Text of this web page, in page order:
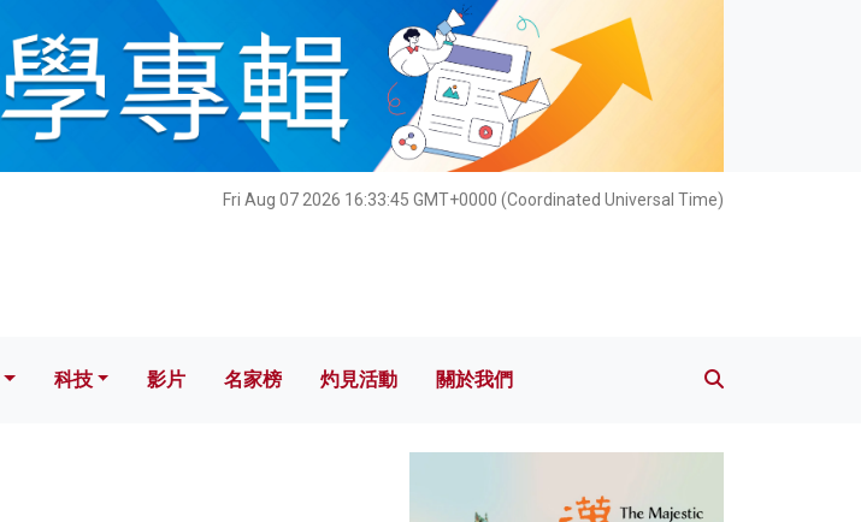
Fri Aug 07 2026 16:33:46 GMT+0000 (Coordinated Universal Time)
科技 影片 名家榜 灼見活動 關於我們
科技 影片 名家榜 灼見活動 關於我們